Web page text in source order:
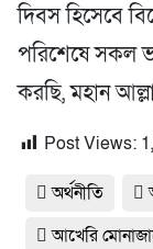
দিবস হিসেবে
পরিশেষে সকল
করছি, মহান
Post Views:
অর্থনীতি
আখেরি